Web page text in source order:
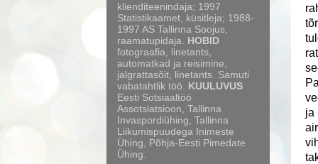
ja
klienditeenindaja; 1997
Statistikaamet, küsitleja; 1988-
1997 AS Tallinna Soojus,
raamatupidaja. HOBID
fotograafia, linetants,
automatkad ja reisimine,
jalgrattasõit, linetants. Samuti
vabatahtlik töö. KUULUVUS
Eesti Sotsiaaltöö
Assotsiatsioon, Tallinna
Invaspordiühing, Tallinna
Liikumispuudega Inimeste
Ühing, Põhja-Eesti Pimedate
Ühing.